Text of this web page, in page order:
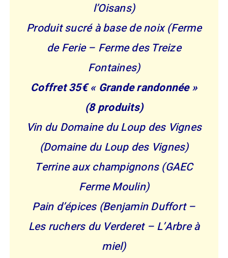
l’Oisans)
Produit sucré à base de noix (Ferme
de Ferie – Ferme des Treize
Fontaines)
Coffret 35€ « Grande randonnée »
(8 produits)
Vin du Domaine du Loup des Vignes
(Domaine du Loup des Vignes)
Terrine aux champignons (GAEC
Ferme Moulin)
Pain d’épices (Benjamin Duffort –
Les ruchers du Verderet – L’Arbre à
miel)